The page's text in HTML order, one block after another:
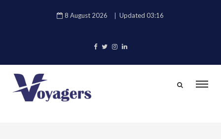
8 August 2026 Updated 03:16